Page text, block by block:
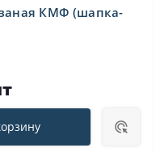
КМФ (шапка-